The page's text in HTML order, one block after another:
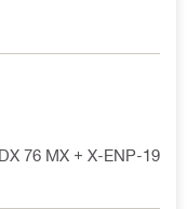
76 MX + X-ENP-19